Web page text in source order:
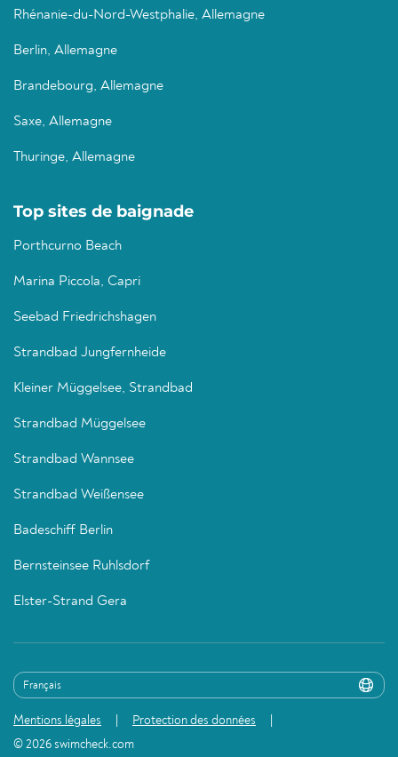
Rhénanie-du-Nord-Westphalie, Allemagne
Berlin, Allemagne
Brandebourg, Allemagne
Saxe, Allemagne
Thuringe, Allemagne
Top sites de baignade
Porthcurno Beach
Marina Piccola, Capri
Seebad Friedrichshagen
Strandbad Jungfernheide
Kleiner Müggelsee, Strandbad
Strandbad Müggelsee
Strandbad Wannsee
Strandbad Weißensee
Badeschiff Berlin
Bernsteinsee Ruhlsdorf
Elster-Strand Gera
Mentions légales
Protection des données
© 2026 swimcheck.com